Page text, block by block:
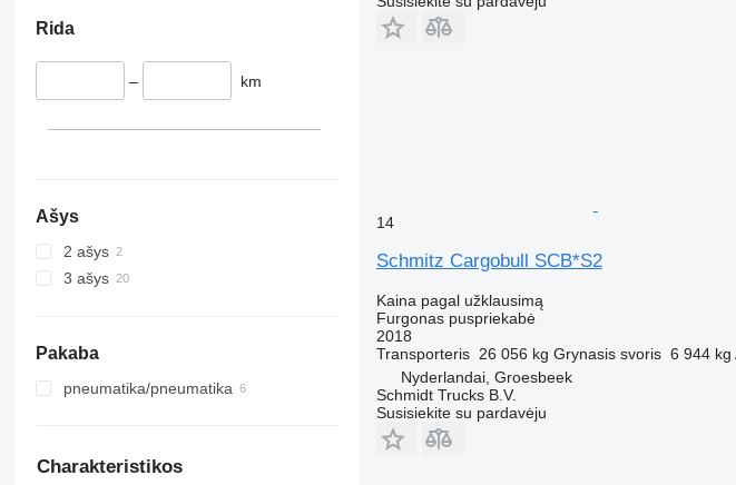
Rida
– km
Ašys
2 ašys
3 ašys
Pakaba
pneumatika/pneumatika
Charakteristikos
14
Schmitz Cargobull SCB*S2
Kaina pagal užklausimą
Furgonas puspriekabė
2018
Transporteris 26 056 kg Grynasis svoris 6 944 kg
Nyderlandai, Groesbeek
Schmidt Trucks B.V.
Susisiekite su pardavėju